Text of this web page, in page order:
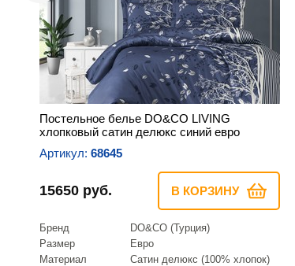
Постельное белье DO&CO LIVING
хлопковый сатин делюкс синий евро
Артикул: 68645
15650 руб. В КОРЗИНУ
Бренд
DO&CO (Турция)
Размер
Евро
Материал
Сатин делюкс (100% хлопок)